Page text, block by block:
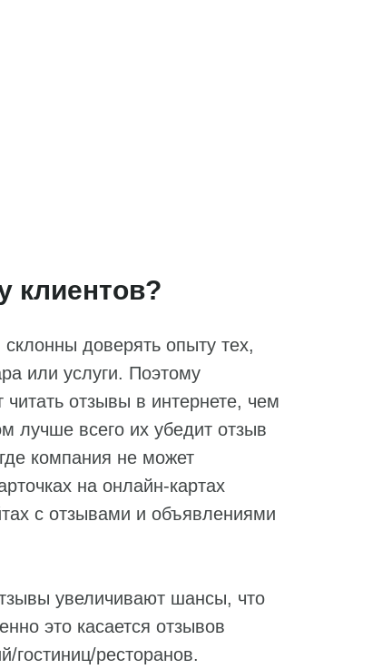
клиентов?
доверять опыту тех,
или услуги. Поэтому
читать отзывы в интернете, чем
лучше всего их убедит отзыв
компания не может
на онлайн-картах
с отзывами и объявлениями
увеличивают шансы, что
это касается отзывов
гостиниц/ресторанов.